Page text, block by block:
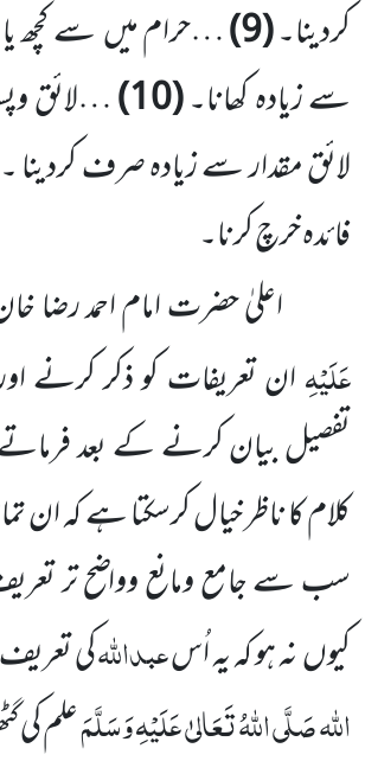
کردینا۔(
9
)…حرام میںسے کچھ
سے زیادہ کھانا۔(
10
)…لائق
لائق مقدار سے زیادہ صرف کردینا ۔
فائدہ خرچ کرنا۔
اعلیٰ حضرت امام احمد رضا
عَلَیْہِان تعریفات کو ذکر کرنے
تفصیل بیان کرنے کے بعد
کلام کا ناظر خیال کرسکتا ہے کہ ان
سب سے جامع ومانع وواضح تر
کیوںنہ ہوکہ یہ اُسعبداللّٰہکی
اللّٰہصَلَّی اللّٰہُ تَعَالیٰعَلَیْہِ وَسَلَّمَعلم کی